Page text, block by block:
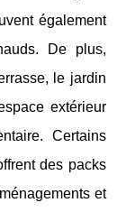
également
De plus,
le jardin
extérieur
Certains
des packs
et